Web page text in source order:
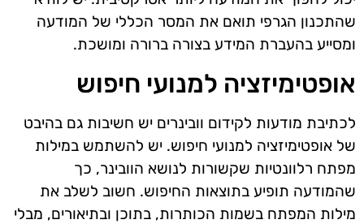
שהתכנון הגרפי תואם את המסר הכללי של המודעה
ומסייע בהעברת המידע בצורה ברורה ומושכת.
אופטימיזציה למנועי חיפוש
לכתיבת מודעות לקידום וובינרים יש חשיבות גם בהיבט
של אופטימיזציה למנועי חיפוש. יש להשתמש במילות
מפתח רלוונטיות שקשורות לנושא הוובינר, כך
שהמודעה תופיע בתוצאות החיפוש. חשוב לשלב את
מילות המפתח בשמות הכותרות, בתוכן ובתיאורים, מבלי